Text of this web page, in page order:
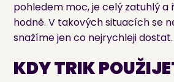
pohledem moc, je celý zatuhlý a
hodně. V takových situacích se
snažíme jen co nejrychleji dostat.
KDY TRIK